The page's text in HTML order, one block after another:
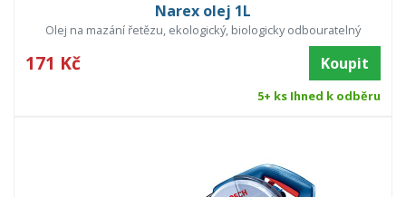
Narex olej 1L
Olej na mazání řetězu, ekologický, biologicky odbouratelný
171 Kč Koupit
5+ ks Ihned k odběru